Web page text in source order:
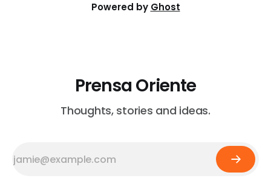
Powered by Ghost
Prensa Oriente
Thoughts, stories and ideas.